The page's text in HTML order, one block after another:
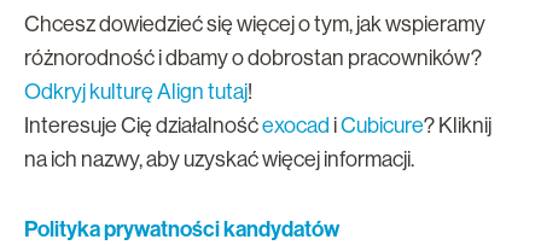
Chcesz dowiedzieć się więcej o tym, jak wspieramy
różnorodność i dbamy o dobrostan pracowników?
Odkryj kulturę Align tutaj!
Interesuje Cię działalnośćexocad iCubicure? Kliknij
na ich nazwy, aby uzyskać więcej informacji.
Polityka prywatności kandydatów